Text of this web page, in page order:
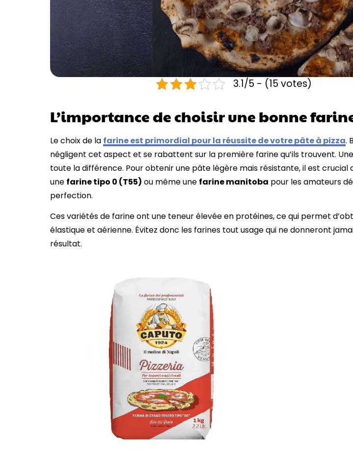
3.1/5 - (15 votes)
L’importance de choisir une bonne
Le choix de la farine est primordial pour la réussite de votre pâte à pizza.
négligent cet aspect et se rabattent sur la première farine qu’ils trouvent.
toute la différence. Pour obtenir une pâte légère mais résistante, il est crucial
une farine tipo 0 (T55) ou même une farine manitoba pour les amateurs
perfection.
Ces variétés de farine ont une teneur élevée en protéines, ce qui permet
élastique et aérienne. Évitez donc les farines tout usage qui ne donneront
résultat.